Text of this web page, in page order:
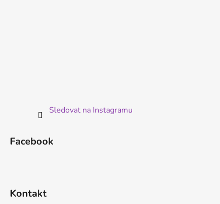
Sledovat na Instagramu
Facebook
Kontakt